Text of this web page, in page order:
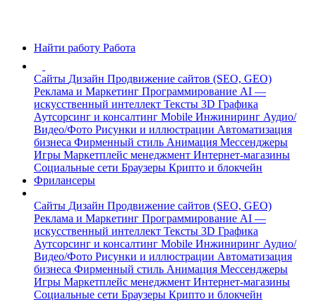
Найти работу Работа
Сайты Дизайн Продвижение сайтов (SEO, GEO)
Реклама и Маркетинг Программирование AI —
искусственный интеллект Тексты 3D Графика
Аутсорсинг и консалтинг Mobile Инжиниринг Аудио/
Видео/Фото Рисунки и иллюстрации Автоматизация
бизнеса Фирменный стиль Анимация Мессенджеры
Игры Маркетплейс менеджмент Интернет-магазины
Социальные сети Браузеры Крипто и блокчейн
Фрилансеры
Сайты Дизайн Продвижение сайтов (SEO, GEO)
Реклама и Маркетинг Программирование AI —
искусственный интеллект Тексты 3D Графика
Аутсорсинг и консалтинг Mobile Инжиниринг Аудио/
Видео/Фото Рисунки и иллюстрации Автоматизация
бизнеса Фирменный стиль Анимация Мессенджеры
Игры Маркетплейс менеджмент Интернет-магазины
Социальные сети Браузеры Крипто и блокчейн